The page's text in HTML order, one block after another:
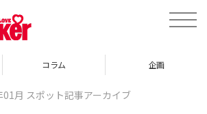
toggle
コラム 企画
01月 スポット記事アーカイブ